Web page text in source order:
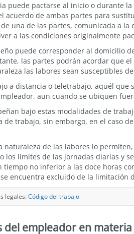
puede pactarse al inicio o durante
acuerdo de ambas partes para
una de las partes, comunicada a
a las condiciones originalmente
puede corresponder al domicilio
las partes podrán acordar que
las labores sean susceptibles
a distancia o teletrabajo, aquél que
aun cuando se ubiquen
bajo estas modalidades de
de trabajo, sin embargo, en el caso
naturaleza de las labores lo
los límites de las jornadas diarias y
tiempo no inferior a las doce horas
encuentra excluido de la limitación
legales:Código del trabajo
del empleador en